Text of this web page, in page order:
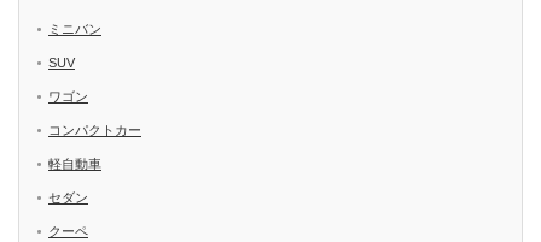
ミニバン
SUV
ワゴン
コンパクトカー
軽自動車
セダン
クーペ